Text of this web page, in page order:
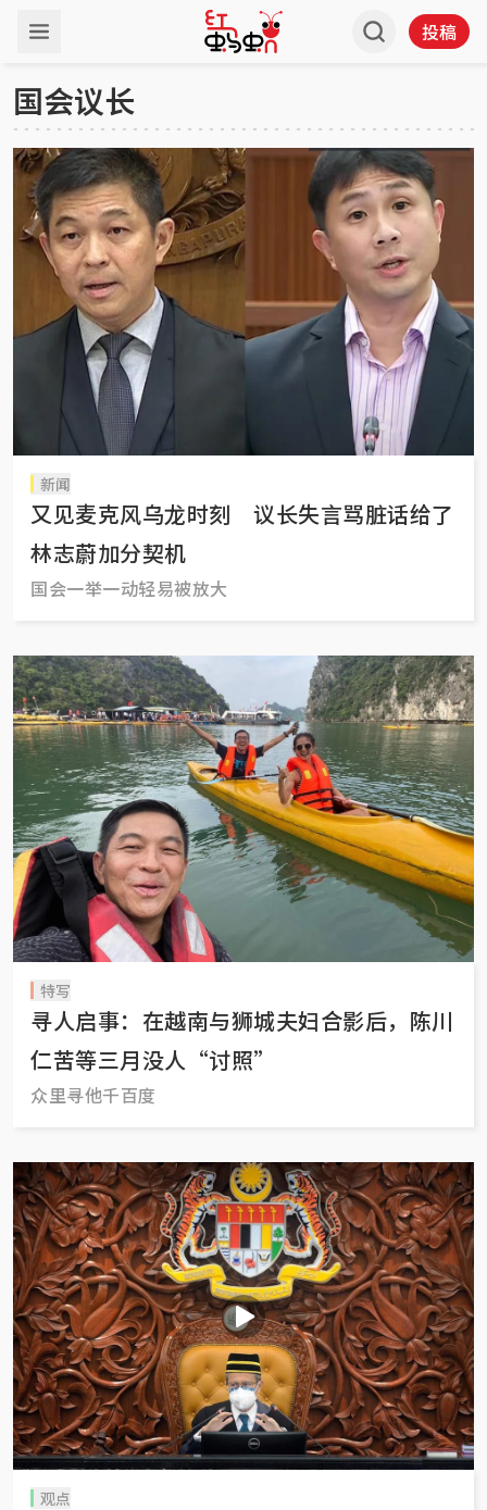
投稿
国会议长
新闻
又见麦克风乌龙时刻 议长失言骂脏话给了
林志蔚加分契机
国会一举一动轻易被放大
特写
寻人启事：在越南与狮城夫妇合影后，陈川
仁苦等三月没人“讨照”
众里寻他千百度
观点